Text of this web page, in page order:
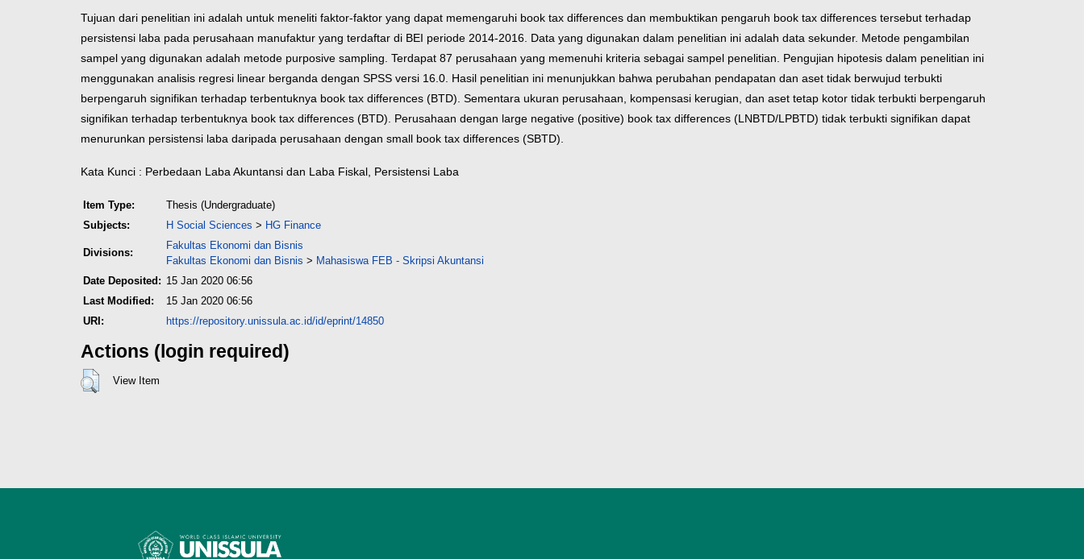
Tujuan dari penelitian ini adalah untuk meneliti faktor-faktor yang dapat memengaruhi book tax differences dan membuktikan pengaruh book tax differences tersebut terhadap
persistensi laba pada perusahaan manufaktur yang terdaftar di BEI periode 2014-2016. Data yang digunakan dalam penelitian ini adalah data sekunder. Metode pengambilan
sampel yang digunakan adalah metode purposive sampling. Terdapat 87 perusahaan yang memenuhi kriteria sebagai sampel penelitian. Pengujian hipotesis dalam penelitian ini
menggunakan analisis regresi linear berganda dengan SPSS versi 16.0. Hasil penelitian ini menunjukkan bahwa perubahan pendapatan dan aset tidak berwujud terbukti
berpengaruh signifikan terhadap terbentuknya book tax differences (BTD). Sementara ukuran perusahaan, kompensasi kerugian, dan aset tetap kotor tidak terbukti berpengaruh
signifikan terhadap terbentuknya book tax differences (BTD). Perusahaan dengan large negative (positive) book tax differences (LNBTD/LPBTD) tidak terbukti signifikan dapat
menurunkan persistensi laba daripada perusahaan dengan small book tax differences (SBTD).
Kata Kunci : Perbedaan Laba Akuntansi dan Laba Fiskal, Persistensi Laba
Item Type:
Thesis (Undergraduate)
Subjects:
H Social Sciences > HG Finance
Divisions:
Fakultas Ekonomi dan Bisnis
Fakultas Ekonomi dan Bisnis > Mahasiswa FEB - Skripsi Akuntansi
Date Deposited: 15 Jan 2020 06:56
Last Modified:
15 Jan 2020 06:56
URI:
https://repository.unissula.ac.id/id/eprint/14850
Actions (login required)
View Item